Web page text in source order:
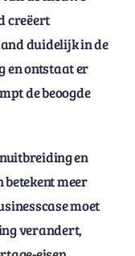
creëert
duidelijk in de
en ontstaat er
de beoogde
en
meer
moet
verandert,